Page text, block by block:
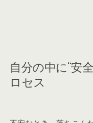
自分の中に“安
ロセス